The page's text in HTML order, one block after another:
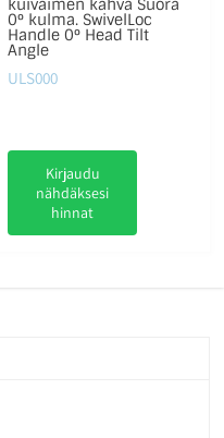
kuivaimen kahva Suora
0° kulma. SwivelLoc
Handle 0° Head Tilt
Angle
ULS000
Kirjaudu
nähdäksesi
hinnat